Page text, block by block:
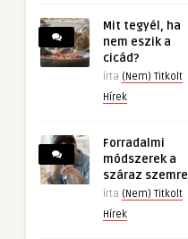
Mit tegyél, ha
nem eszik a
cicád?
írta (Nem) Titkolt
Hírek
Forradalmi
módszerek a
száraz szemre
írta (Nem) Titkolt
Hírek